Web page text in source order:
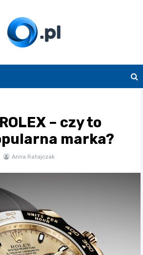
O.pl
– czy to
marka?
Anna Ratajczak